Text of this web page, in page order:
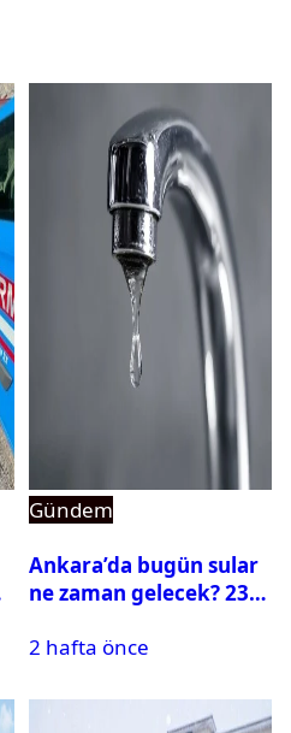
Gündem
Ankara’da bugün sular
ne zaman gelecek? 23
su kesintisi sorgulama
2 hafta önce